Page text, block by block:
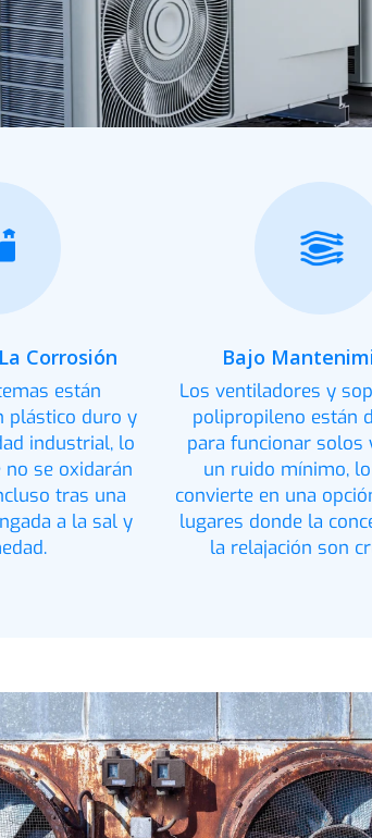
Corrosión
están
plástico duro y
industrial, lo
se oxidarán
tras una
a la sal y
Bajo
Los ventiladores y
polipropileno están
para funcionar solos
un ruido mínimo,
convierte en una
lugares donde la
la relajación son